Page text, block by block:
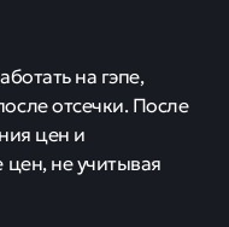
на гэпе,
отсечки. После
цен и
не учитывая